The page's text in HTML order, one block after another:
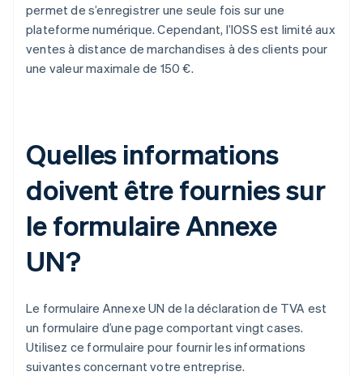
permet de s’enregistrer une seule fois sur une
plateforme numérique. Cependant, l’IOSS est limité aux
ventes à distance de marchandises à des clients pour
une valeur maximale de 150 €.
Quelles informations
doivent être fournies sur
le formulaire Annexe
UN?
Le formulaire Annexe UN de la déclaration de TVA est
un formulaire d’une page comportant vingt cases.
Utilisez ce formulaire pour fournir les informations
suivantes concernant votre entreprise.